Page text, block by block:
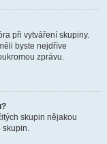
při vytváření skupiny.
byste nejdříve
zprávu.
skupin nějakou
skupin.